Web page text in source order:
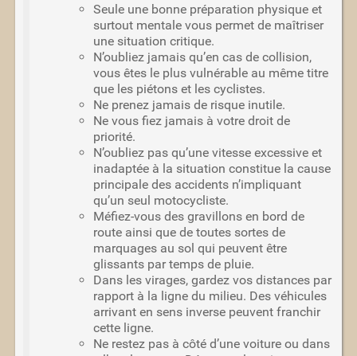
Seule une bonne préparation physique et
surtout mentale vous permet de maîtriser
une situation critique.
N’oubliez jamais qu’en cas de collision,
vous êtes le plus vulnérable au même titre
que les piétons et les cyclistes.
Ne prenez jamais de risque inutile.
Ne vous fiez jamais à votre droit de
priorité.
N’oubliez pas qu’une vitesse excessive et
inadaptée à la situation constitue la cause
principale des accidents n’impliquant
qu’un seul motocycliste.
Méfiez-vous des gravillons en bord de
route ainsi que de toutes sortes de
marquages au sol qui peuvent être
glissants par temps de pluie.
Dans les virages, gardez vos distances par
rapport à la ligne du milieu. Des véhicules
arrivant en sens inverse peuvent franchir
cette ligne.
Ne restez pas à côté d’une voiture ou dans